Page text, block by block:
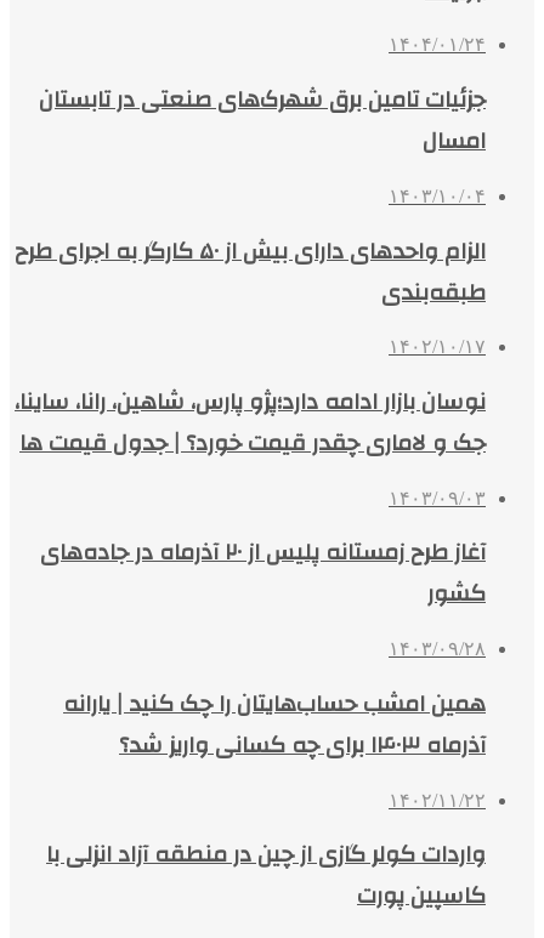
۱۴۰۴/۰۱/۲۴
جزئیات تامین برق شهرک‌های صنعتی در تابستان
امسال
۱۴۰۳/۱۰/۰۴
الزام واحدهای دارای بیش از ۵۰ کارگر به اجرای طرح
طبقه‌بندی
۱۴۰۲/۱۰/۱۷
نوسان بازار ادامه دارد؛پژو پارس، شاهین، رانا، ساینا،
جک و لاماری چقدر قیمت خورد؟ | جدول قیمت ها
۱۴۰۳/۰۹/۰۳
آغاز طرح زمستانه پلیس از ۲۰ آذرماه در جاده‌های
کشور
۱۴۰۳/۰۹/۲۸
همین امشب حساب‌هایتان را چک کنید | یارانه
آذرماه ۱۴۰۳ برای چه کسانی واریز شد؟
۱۴۰۲/۱۱/۲۲
واردات کولر گازی از چین در منطقه آزاد انزلی با
کاسپین پورت